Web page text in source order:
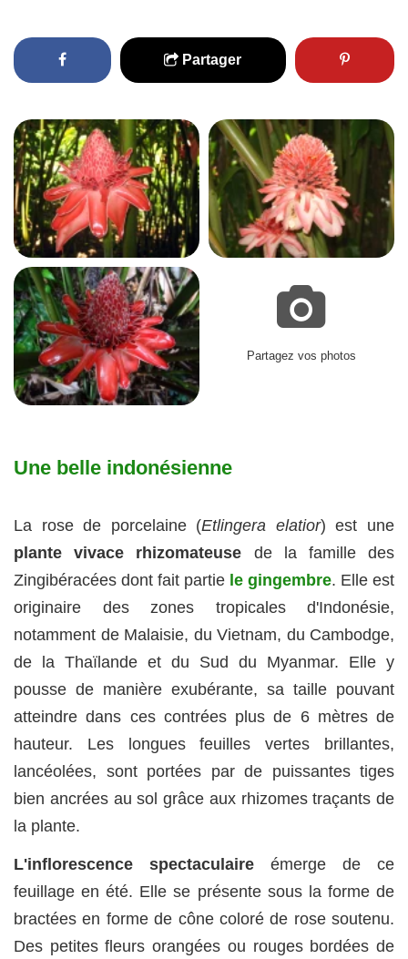
Partager
Partagez vos photos
Une belle indonésienne
La rose de porcelaine (Etlingera elatior) est une
plante vivace rhizomateuse de la famille des
Zingibéracées dont fait partie le gingembre. Elle est
originaire des zones tropicales d'Indonésie,
notamment de Malaisie, du Vietnam, du Cambodge,
de la Thaïlande et du Sud du Myanmar. Elle y
pousse de manière exubérante, sa taille pouvant
atteindre dans ces contrées plus de 6 mètres de
hauteur. Les longues feuilles vertes brillantes,
lancéolées, sont portées par de puissantes tiges
bien ancrées au sol grâce aux rhizomes traçants de
la plante.
L'inflorescence spectaculaire émerge de ce
feuillage en été. Elle se présente sous la forme de
bractées en forme de cône coloré de rose soutenu.
Des petites fleurs orangées ou rouges bordées de